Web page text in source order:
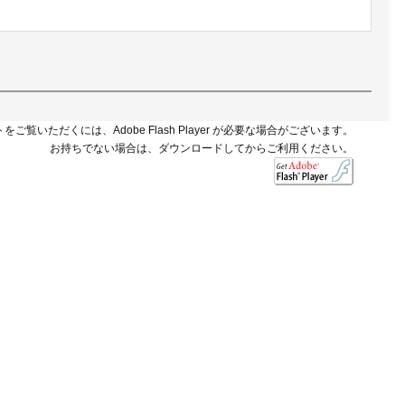
をご覧いただくには、Adobe Flash Player が必要な場合がございます。
お持ちでない場合は、ダウンロードしてからご利用ください。